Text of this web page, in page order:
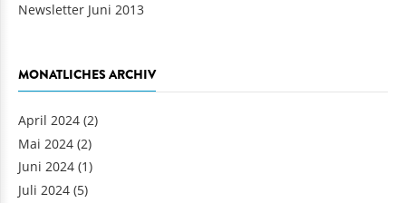
Newsletter Juni 2013
MONATLICHES ARCHIV
April 2024 (2)
Mai 2024 (2)
Juni 2024 (1)
Juli 2024 (5)